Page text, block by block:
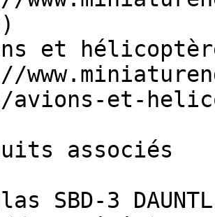
et
avions-et-
associés
SBD-3